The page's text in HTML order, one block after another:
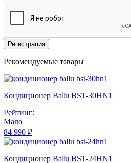
Регистрация
Рекомендуемые товары
Кондиционер Ballu BST-30HN1
Рейтинг:
Мало
84 990 ₽
Кондиционер Ballu BST-24HN1